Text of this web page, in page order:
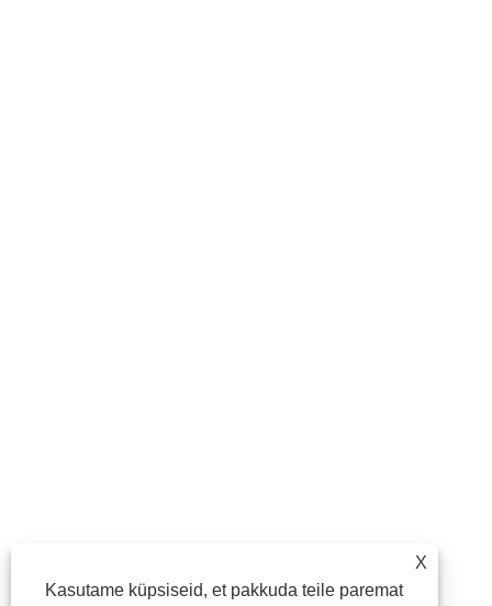
X
Kasutame küpsiseid, et pakkuda teile paremat